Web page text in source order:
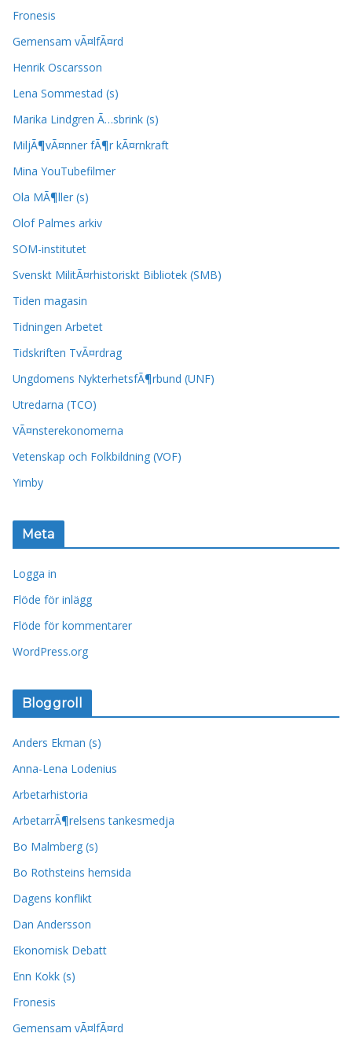
Fronesis
Gemensam vÃ¤lfÃ¤rd
Henrik Oscarsson
Lena Sommestad (s)
Marika Lindgren Ã…sbrink (s)
MiljÃ¶vÃ¤nner fÃ¶r kÃ¤rnkraft
Mina YouTubefilmer
Ola MÃ¶ller (s)
Olof Palmes arkiv
SOM-institutet
Svenskt MilitÃ¤rhistoriskt Bibliotek (SMB)
Tiden magasin
Tidningen Arbetet
Tidskriften TvÃ¤rdrag
Ungdomens NykterhetsfÃ¶rbund (UNF)
Utredarna (TCO)
VÃ¤nsterekonomerna
Vetenskap och Folkbildning (VOF)
Yimby
Meta
Logga in
Flöde för inlägg
Flöde för kommentarer
WordPress.org
Bloggroll
Anders Ekman (s)
Anna-Lena Lodenius
Arbetarhistoria
ArbetarrÃ¶relsens tankesmedja
Bo Malmberg (s)
Bo Rothsteins hemsida
Dagens konflikt
Dan Andersson
Ekonomisk Debatt
Enn Kokk (s)
Fronesis
Gemensam vÃ¤lfÃ¤rd